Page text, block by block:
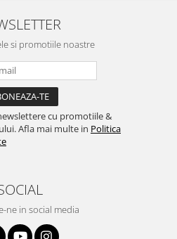
si promotiile noastre
cu promotiile &
Afla mai multe in Politica
ne in social media